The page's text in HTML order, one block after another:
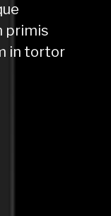
primis
in tortor